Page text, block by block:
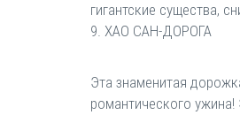
гигантские существа,
9. ХАО САН-ДОРОГА
Эта знаменитая
романтического